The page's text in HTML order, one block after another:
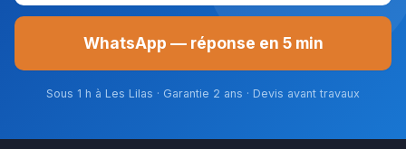
WhatsApp — réponse en 5 min
Sous 1 h à Les Lilas · Garantie 2 ans · Devis avant travaux